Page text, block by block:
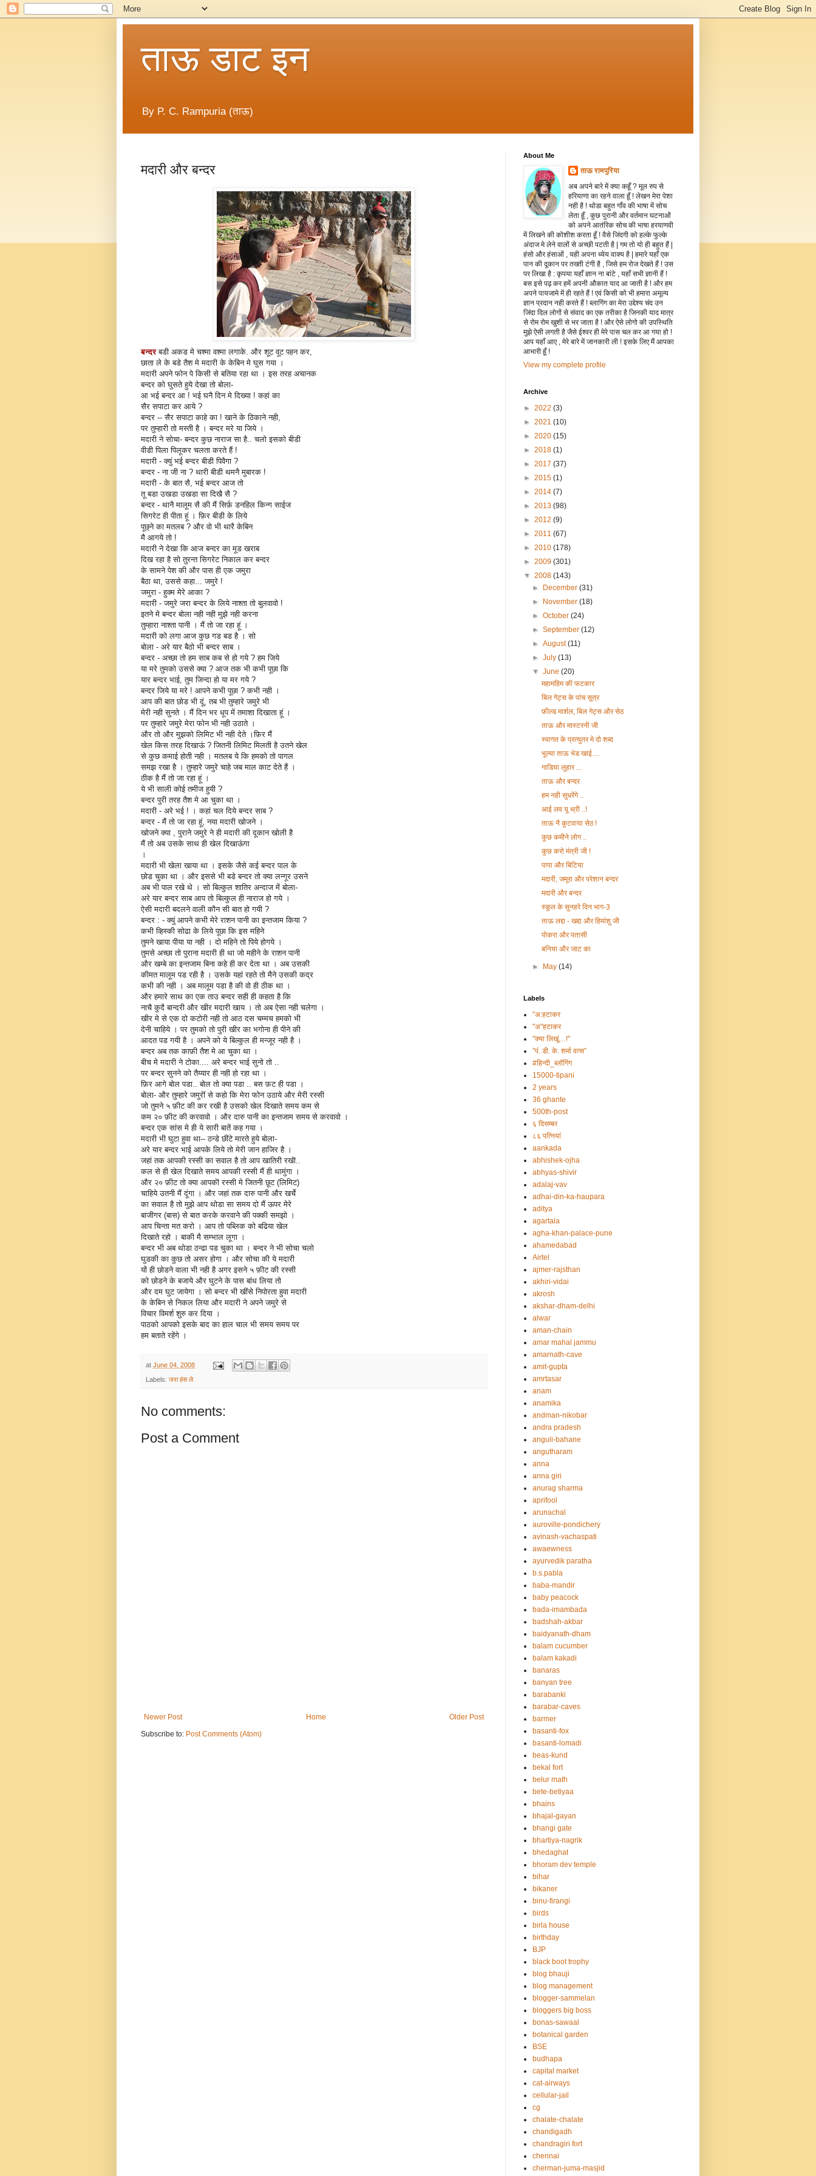
ताऊ डाट इन
By P. C. Rampuria (ताऊ)
मदारी और बन्दर
बन्दरबडी अकड मे चश्मा वश्मा लगाके. और शूट वूट पहन कर,
छाता ले के बडे तैश मे मदारी के केबिन मे घुस गया ।
मदारी अपने फोन पे किसी से बतिया रहा था । इस तरह अचानक
बन्दर को घुसते हुये देखा तो बोला-
आ भई बन्दर आ ! भई घनै दिन मे दिख्या ! कहां का
सैर सपाटा कर आये ?
बन्दर -- सैर सपाटा काहे का ! खाने के ठिकाने नही,
पर तुम्हारी तो मस्ती है । बन्दर मरे या जिये ।
मदारी ने सोचा- बन्दर कुछ नाराज सा है.. चलो इसको बीडी
वीडी पिला पिलूकर चलता करते हैं !
मदारी - क्युं भई बन्दर बीडी पिवैगा ?
बन्दर - ना जी ना ? थारी बीडी थमनै मुबारक !
मदारी - के बात सै, भई बन्दर आज तो
तू बडा उखडा उखडा सा दिखै सै ?
बन्दर - थानै मालूम सै की मैं सिर्फ़ डनहिल किन्ग साईज
सिगरेट ही पीता हूं । फ़िर बीडी के लिये
पूछ्ने का मतलब ? और वो भी थारै केबिन
मै आगये तो !
मदारी ने देखा कि आज बन्दर का मूड खराब
दिख रहा है सो तुरन्त सिगरेट निकाल कर बन्दर
के सामने पेश की और पास ही एक जमुरा
बैठा था, उससे कहा... जमुरे !
जमुरा - हुक्म मेरे आका ?
मदारी - जमुरे जरा बन्दर के लिये नाश्ता तो बुलवावो !
इतने मे बन्दर बोला नही नही मुझे नही करना
तुम्हारा नाश्ता पानी । मैं तो जा रहा हूं ।
मदारी को लगा आज कुछ गड बड है । सो
बोला - अरे यार बैठो भी बन्दर साब ।
बन्दर - अच्छा तो हम साब कब से हो गये ? हम जिये
या मरे तुमको उससे क्या ? आज तक भी कभी पूछा कि
यार बन्दर भाई, तुम जिन्दा हो या मर गये ?
बन्दर जिये या मरे ! आपने कभी पूछा ? कभी नही ।
आप की बात छोड भी दूं, तब भी तुम्हारे जमुरे भी
मेरी नही सुनते । मैं दिन भर धूप में तमाशा दिखाता हूं ।
पर तुम्हारे जमुरे मेरा फोन भी नही उठाते ।
और तो और मुझको लिमिट भी नही देते ।फ़िर मैं
खेल किस तरह दिखाऊं ? जितनी लिमिट मिलती है उतने खेल
से कुछ कमाई होती नही । मतलब ये कि हमको तो पागल
समझ रखा है । तुम्हारे जमुरे चाहे जब माल काट देते हैं ।
ठीक है मैं तो जा रहा हूं ।
ये भी साली कोई तमीज हुयी ?
बन्दर पुरी तरह तैश मे आ चुका था ।
मदारी - अरे भई ! । कहां चल दिये बन्दर साब ?
बन्दर - मैं तो जा रहा हूं, नया मदारी खोजने ।
खोजने क्या , पुराने जमुरे ने ही मदारी की दूकान खोली है
मैं तो अब उसके साथ ही खेल दिखाऊंगा
।
मदारी भी खेला खाया था । इसके जैसे कई बन्दर पाल के
छोड चुका था । और इससे भी बडे बन्दर तो क्या लन्गूर उसने
अब भी पाल रखे थे । सो बिल्कुल शातिर अन्दाज में बोला-
अरे यार बन्दर साब आप तो बिल्कुल ही नाराज हो गये ।
ऐसी मदारी बदलने वाली कौन सी बात हो गयी ?
बन्दर : - क्युं आपने कभी मेरे राशन पानी का इन्तजाम किया ?
कभी व्हिस्की सोढा के लिये पूछा कि इस महिने
तुमने खाया पीया या नही । दो महिने तो पिये होगये ।
तुमसे अच्छा तो पुराना मदारी ही था जो महीने के राशन पानी
और खम्बे का इन्तजाम बिना कहे ही कर देता था । अब उसकी
कीमत मालूम पड रही है । उसके यहां रहते तो मैने उसकी कद्र
कभी की नही । अब मालूम पडा है की वो ही ठीक था ।
और हमारे साथ का एक ताउ बन्दर सही ही कहता है कि
नाचै कुदै बान्दरी और खीर मदारी खाय । तो अब ऐसा नही चलेगा ।
खीर मे से एक दो कटोरी नही तो आठ दस चम्मच हमको भी
देनी चाहिये । पर तुमको तो पुरी खीर का भगोना ही पीने की
आदत पड गयी है । अपने को ये बिल्कुल ही मन्जूर नही है ।
बन्दर अब तक काफ़ी तैश मे आ चुका था ।
बीच मे मदारी ने टोका.... अरे बन्दर भाई सुनो तो ..
पर बन्दर सुनने को तैय्यार ही नही हो रहा था ।
फ़िर आगे बोल पडा.. बोल तो क्या पडा .. बस फ़ट ही पडा ।
बोला- और तुम्हारे जमुरॊं से कहो कि मेरा फोन उठाये और मेरी रस्सी
जो तुमने ५ फ़ीट की कर रखी है उसको खेल दिखाते समय कम से
कम २० फ़ीट की करवावो । और दारु पानी का इन्तजाम समय से करवावो ।
बन्दर एक सांस मे ही ये सारी बातें कह गया ।
मदारी भी घुटा हुवा था-- ठन्डे छींटे मारते हुये बोला-
अरे यार बन्दर भाई आपके लिये तो मेरी जान हाजिर है ।
जहां तक आपकी रस्सी का सवाल है तो आप खातिरी रखॊ..
कल से ही खेल दिखाते समय आपकी रस्सी मैं ही थामुंगा ।
और २० फ़ीट तो क्या आपकॊ रस्सी मे जितनी छूट (लिमिट)
चाहिये उतनी मैं दूंगा । और जहां तक दारु पानी और खर्चे
का सवाल है तो मुझे आप थोडा सा समय दो मैं ऊपर मेरे
बाजीगर (बास) से बात करके करवाने की पक्की समझो ।
आप चिन्ता मत करो । आप तो पब्लिक को बढिया खेल
दिखाते रहो । बाकी मै सम्भाल लूगा ।
बन्दर भी अब थोडा ठन्ढा पड चुका था । बन्दर ने भी सोचा चलो
घुडकी का कुछ तो असर होगा । और सोचा की ये मदारी
यों ही छोडने वाला भी नही है अगर इसने ५ फ़ीट की रस्सी
को छोडने के बजाये और घुटने के पास बांध लिया तो
और दम घुट जायेगा । सो बन्दर भी खींसे निपोरता हुवा मदारी
के केबिन से निकल लिया और मदारी ने अपने जमुरे से
विचार विमर्श शुरु कर दिया ।
पाठको आपको इसके बाद का हाल चाल भी समय समय पर
हम बताते रहेंगे ।
at June 04, 2008
Labels: जरा हंस ले
No comments:
Post a Comment
Newer Post Older Post
Home
Subscribe to: Post Comments (Atom)
About Me
ताऊ रामपुरिया
अब अपने बारे में क्या कहूँ ? मूल रुप से
हरियाणा का रहने वाला हूँ ! लेखन मेरा पेशा
नही है ! थोडा बहुत गाँव की भाषा में सोच
लेता हूँ , कुछ पुरानी और वर्तमान घटनाओं
को अपने आतंरिक सोच की भाषा हरयाणवी
में लिखने की कोशीश करता हूँ ! वैसे जिंदगी को हल्के फुल्के
अंदाज मे लेने वालों से अच्छी पटती है | गम तो यो ही बहुत हैं |
हंसो और हंसाओं , यही अपना ध्येय वाक्य है | हमारे यहाँ एक
पान की दूकान पर तख्ती टंगी है , जिसे हम रोज देखते हैं ! उस
पर लिखा है : कृपया यहाँ ज्ञान ना बांटे , यहाँ सभी ज्ञानी हैं !
बस इसे पढ़ कर हमें अपनी औकात याद आ जाती है ! और हम
अपने पायजामे में ही रहते हैं ! एवं किसी को भी हमारा अमूल्य
ज्ञान प्रदान नही करते हैं ! ब्लागिंग का मेरा उद्देश्य चंद उन
जिंदा दिल लोगों से संवाद का एक तरीका है जिनकी याद मात्र
से रोम रोम खुशी से भर जाता है ! और ऐसे लोगो की उपस्थिति
मुझे ऐसी लगती है जैसे ईश्वर ही मेरे पास चल कर आ गया हो !
आप यहाँ आए , मेरे बारे में जानकारी ली ! इसके लिए मैं आपका
आभारी हूँ !
View my complete profile
Archive
► 2022 (3)
► 2021 (10)
► 2020 (15)
► 2018 (1)
► 2017 (37)
► 2015 (1)
► 2014 (7)
► 2013 (98)
► 2012 (9)
► 2011 (67)
► 2010 (178)
► 2009 (301)
▼ 2008 (143)
►
December(31)
►
November(18)
►October(24)
►September(12)
►August(11)
►July(13)
▼June(20)
महामहिम की फटकार
बिल गेट्स के पांच सूत्र
फ़ील्ड मार्शल, बिल गेट्स और सेठ
ताऊ और मास्टरनी जी
स्वागत के प्रत्युतर मे दो शब्द
भूल्या ताऊ भेड खाई....
गाडिया लुहार ...
ताऊ और बन्दर
हम नही सुधरेंगे ..
आई लव यू थ्री ..!
ताऊ नै कुटवाया सेठ !
कुछ कमीने लोग ..
कुछ करो मंत्री जी !
पापा और बिटिया
मदारी, जमूरा और परेशान बन्दर
मदारी और बन्दर
स्कूल के सुनहरे दिन भाग-3
ताऊ लद्दा - खद्दा और हिमांशु जी
पोकरा और पतासी
बनिया और जाट का
► May(14)
Labels
"अ:हटाकर
"अ"हटाकर
"क्या लिखूं…!"
”पं. डी. के. शर्मा वत्स”
#हिन्दी_ब्लॉगिंग
15000-tipani
2 years
36 ghante
500th-post
६ दिसम्बर
८६ पत्नियां
aankada
abhishek-ojha
abhyas-shivir
adalaj-vav
adhai-din-ka-haupara
aditya
agartala
agha-khan-palace-pune
ahamedabad
Airtel
ajmer-rajsthan
akhiri-vidai
akrosh
akshar-dham-delhi
alwar
aman-chain
amar mahal jammu
amarnath-cave
amit-gupta
amrtasar
anam
anamika
andman-nikobar
andra pradesh
anguli-bahane
angutharam
anna
anna giri
anurag sharma
aprifool
arunachal
auroville-pondichery
avinash-vachaspati
awaewness
ayurvedik paratha
b.s.pabla
baba-mandir
baby peacock
bada-imambada
badshah-akbar
baidyanath-dham
balam cucumber
balam kakadi
banaras
banyan tree
barabanki
barabar-caves
barmer
basanti-fox
basanti-lomadi
beas-kund
bekal fort
belur math
bete-betiyaa
bhains
bhajal-gayan
bhangi gate
bhartiya-nagrik
bhedaghat
bhoram dev temple
bihar
bikaner
binu-firangi
birds
birla house
birthday
BJP
black boot trophy
blog bhauji
blog management
blogger-sammelan
bloggers big boss
bonas-sawaal
botanical garden
BSE
budhapa
capital market
cat-airways
cellular-jail
cg
chalate-chalate
chandigadh
chandragiri fort
chennai
cherman-juma-masjid